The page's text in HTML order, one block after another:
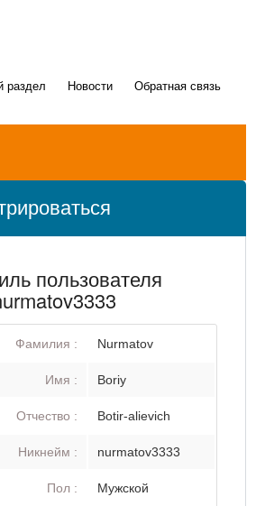
раздел Новости
Обратная связь
пользователя
Фамилия : Nurmatov
Имя : Boriy
Отчество : Botir-alievich
Никнейм : nurmatov3333
Пол : Мужской